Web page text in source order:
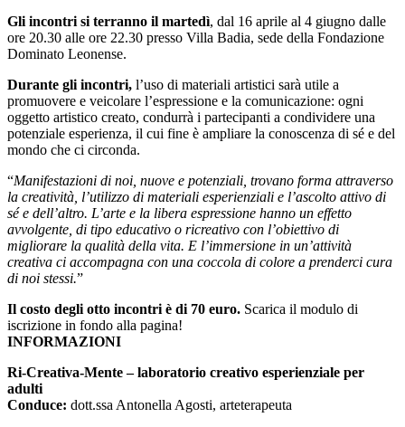
Gli incontri si terranno il martedì, dal 16 aprile al 4 giugno dalle
ore 20.30 alle ore 22.30 presso Villa Badia, sede della Fondazione
Dominato Leonense.
Durante gli incontri, l’uso di materiali artistici sarà utile a
promuovere e veicolare l’espressione e la comunicazione: ogni
oggetto artistico creato, condurrà i partecipanti a condividere una
potenziale esperienza, il cui fine è ampliare la conoscenza di sé e del
mondo che ci circonda.
“Manifestazioni di noi, nuove e potenziali, trovano forma attraverso
la creatività, l’utilizzo di materiali esperienziali e l’ascolto attivo di
sé e dell’altro. L’arte e la libera espressione hanno un effetto
avvolgente, di tipo educativo o ricreativo con l’obiettivo di
migliorare la qualità della vita. E l’immersione in un’attività
creativa ci accompagna con una coccola di colore a prenderci cura
di noi stessi.”
Il costo degli otto incontri è di 70 euro. Scarica il modulo di
iscrizione in fondo alla pagina!
INFORMAZIONI
Ri-Creativa-Mente – laboratorio creativo esperienziale per
adulti
Conduce: dott.ssa Antonella Agosti, arteterapeuta